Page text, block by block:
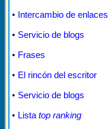
• Intercambio de enlaces
• Servicio de blogs
• Frases
• El rincón del escritor
• Servicio de blogs
• Lista top ranking